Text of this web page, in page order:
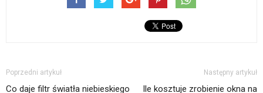
Poprzedni artykuł
Co daje filtr światła niebieskiego
Następny artykuł
Ile kosztuje zrobienie okna na